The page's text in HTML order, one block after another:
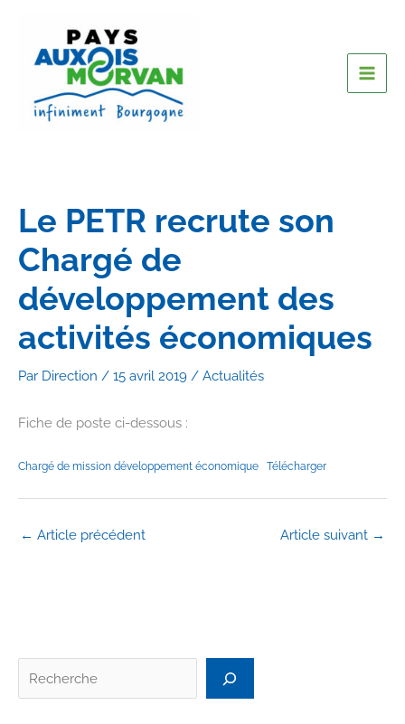
Le PETR recrute son
Chargé de
développement des
activités économiques
Par Direction / 15 avril 2019 / Actualités
Fiche de poste ci-dessous :
Chargé de mission développement économique Télécharger
← Article précédent Article suivant →